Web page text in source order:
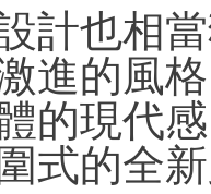
計也相
進的風
的現代
式的全